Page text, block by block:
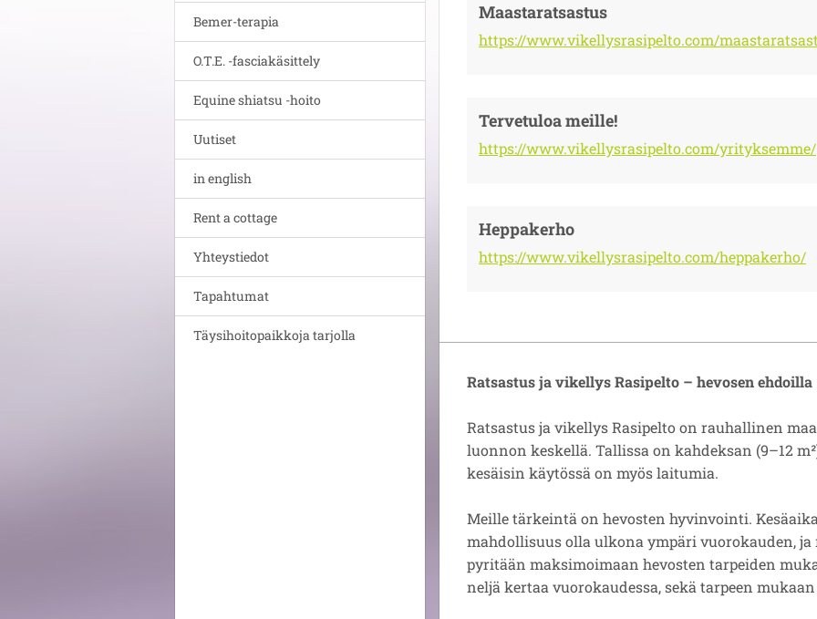
Bemer-terapia
O.T.E. -fasciakäsittely
Equine shiatsu -hoito
Uutiset
in english
Rent a cottage
Yhteystiedot
Tapahtumat
Täysihoitopaikkoja tarjolla
Maastaratsastus
https://www.vikellysrasipelto.com/
Tervetuloa meille!
https://www.vikellysrasipelto.com/yrityksemme/
Heppakerho
https://www.vikellysrasipelto.com/heppakerho/
Ratsastus ja vikellys Rasipelto – hevosen ehdoilla
Ratsastus ja vikellys Rasipelto on rauhallinen
luonnon keskellä. Tallissa on kahdeksan (9–12
kesäisin käytössä on myös laitumia.
Meille tärkeintä on hevosten hyvinvointi.
mahdollisuus olla ulkona ympäri vuorokauden,
pyritään maksimoimaan hevosten tarpeiden
neljä kertaa vuorokaudessa, sekä tarpeen